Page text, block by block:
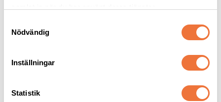
Nödvändig
Inställningar
Statistik